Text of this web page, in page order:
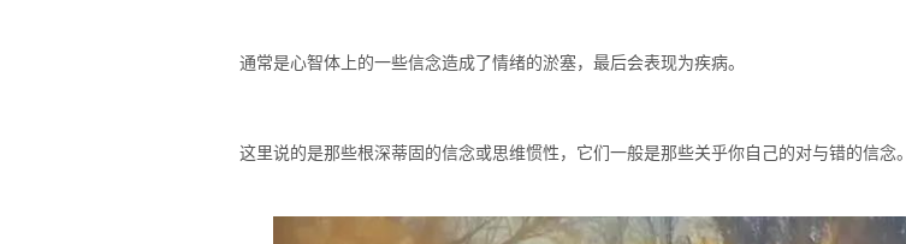
通常是心智体上的一些信念造成了情绪的淤塞，最后会表现为疾病。
这里说的是那些根深蒂固的信念或思维惯性，它们一般是那些关乎你自己的对与错的信念。